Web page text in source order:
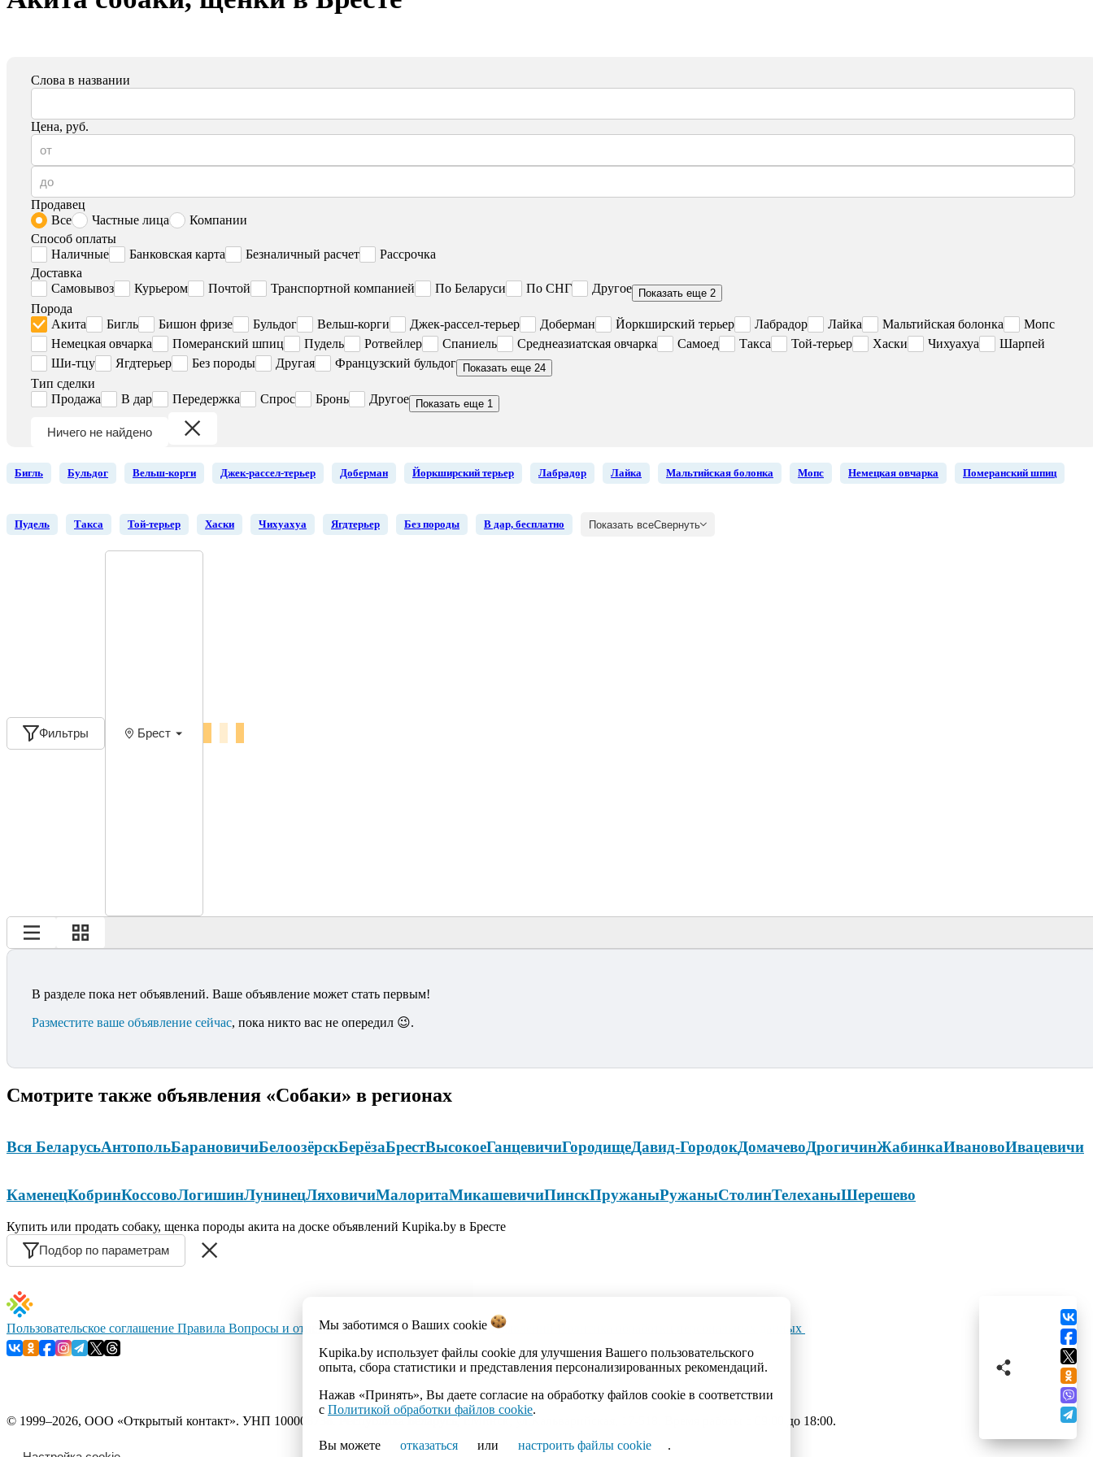
Слова в названии
Цена, руб.
Продавец
Все
Частные лица
Компании
Способ оплаты
Наличные
Банковская карта Безналичный расчет
Рассрочка
Доставка
Самовывоз
Курьером Почтой Транспортной компанией По Беларуси По СНГ Другое Показать еще 2
Порода
Акита
Бигль Бишон фризе Бульдог Вельш-корги Джек-рассел-терьер Доберман Йоркширский терьер Лабрадор Лайка Мальтийская болонка
Мопс
Немецкая овчарка
Померанский шпиц Пудель Ротвейлер Спаниель Среднеазиатская овчарка Самоед Такса Той-терьер Хаски Чихуахуа
Шарпей
Ши-тцу
Ягдтерьер Без породы Другая Французский бульдог Показать еще 24
Тип сделки
Продажа
В дар Передержка Спрос Бронь Другое Показать еще 1
Ничего не найдено
Бигль Бульдог Вельш-корги Джек-рассел-терьер Доберман Йоркширский терьер Лабрадор Лайка Мальтийская болонка Мопс Немецкая овчарка Померанский шпиц
Пудель Такса Той-терьер Хаски Чихуахуа Ягдтерьер Без породы В дар, бесплатно Показать всеСвернуть
Фильтры Брест
В разделе пока нет объявлений. Ваше объявление может стать первым!
Разместите ваше объявление сейчас, пока никто вас не опередил 😉.
Смотрите также объявления «Собаки» в регионах
Вся БеларусьАнтопольБарановичиБелоозёрскБерёзаБрестВысокоеГанцевичиГородищеДавид-ГородокДомачевоДрогичинЖабинкаИвановоИвацевичи
КаменецКобринКоссовоЛогишинЛунинецЛяховичиМалоритаМикашевичиПинскПружаныРужаныСтолинТелеханыШерешево
Купить или продать собаку, щенка породы акита на доске объявлений Kupika.by в Бресте
Подбор по параметрам
Мы заботимся о Ваших cookie
Kupika.by использует файлы cookie для улучшения Вашего пользовательского
опыта, сбора статистики и представления персонализированных рекомендаций.
Нажав «Принять», Вы даете согласие на обработку файлов cookie в соответствии
с Политикой обработки файлов cookie.
Вы можете отказаться или настроить файлы cookie .
Пользовательское соглашение Правила Вопросы и ответыКонтактыКаталогИмпорт объявлений Политика обработки персональных данных
© 1999–2026, ООО «Открытый контакт». УНП 100008738. Республика Беларусь, г.Минск, ул.Кальварийская, 17-518. Время работы с 09:00 до 18:00.